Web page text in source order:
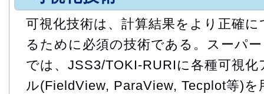
可視化技術は、計算結果をより正確
るために必須の技術である。スーパ
では、JSS3/TOKI-RURIに各種可視
ル(FieldView, ParaView, Tecplot等)を